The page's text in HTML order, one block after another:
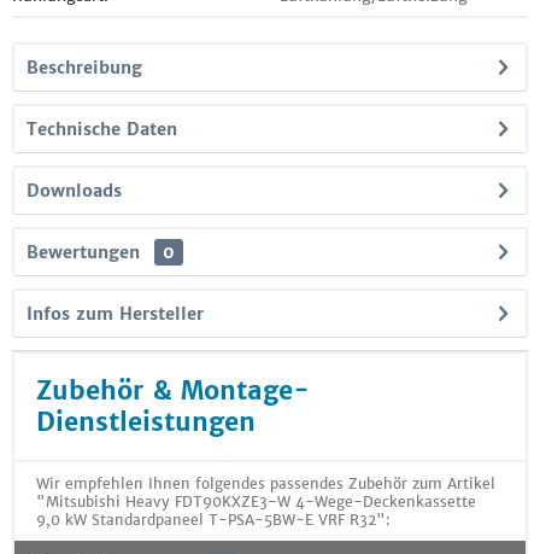
Beschreibung
Technische Daten
Downloads
Bewertungen 0
Infos zum Hersteller
Zubehör & Montage-
Dienstleistungen
Wir empfehlen Ihnen folgendes passendes Zubehör zum Artikel
"Mitsubishi Heavy FDT90KXZE3-W 4-Wege-Deckenkassette
9,0 kW Standardpaneel T-PSA-5BW-E VRF R32":